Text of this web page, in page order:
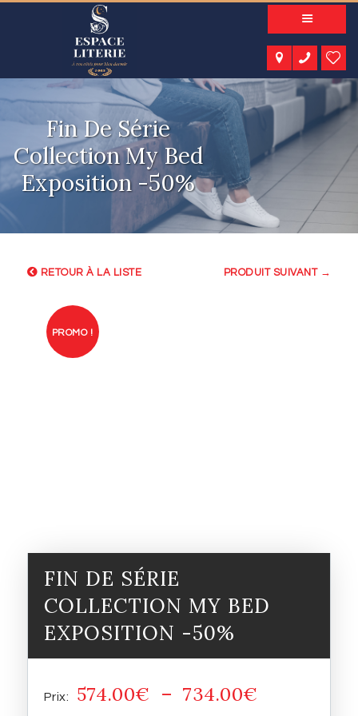
Fin De Série
Collection My Bed
Exposition -50%
A PROPOS
NOS PRODUITS
NOTRE CATALOGUE
ESPACE KIDS
ESPACE SENIORS
ESPACE NATURE
ACTUALITÉS
CONTACT
RETOUR À LA LISTE PRODUIT SUIVANT →
PROMO !
FIN DE SÉRIE
COLLECTION MY BED
EXPOSITION -50%
574.00€ – 734.00€